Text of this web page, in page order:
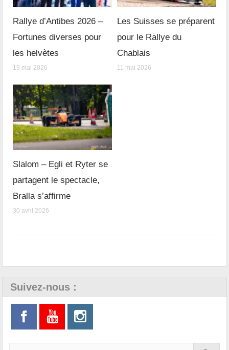
Rallye d’Antibes 2026 –
Fortunes diverses pour
les helvètes
19 mai 2026
Les Suisses se préparent
pour le Rallye du
Chablais
11 mai 2026
Slalom – Egli et Ryter se
partagent le spectacle,
Bralla s’affirme
30 avril 2026
Suivez-nous :